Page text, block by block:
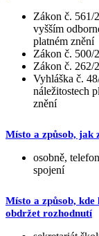
Zákon č. 561/
vyšším
platném znění
Zákon č. 500/
Zákon č. 262/
Vyhláška č.
náležitostech
znění
Místo a způsob, jak
osobně,
spojení
Místo a způsob, kde
obdržet rozhodnutí